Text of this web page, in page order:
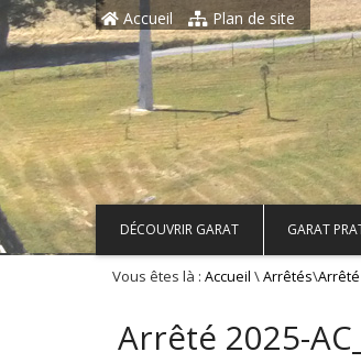
Aller au contenu principal
Accueil Plan de site
DÉCOUVRIR GARAT GARAT
Vous êtes là : Accueil \Arrêtés\
Arrêté 2025-